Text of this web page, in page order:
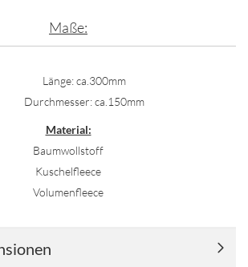
Maße:
Länge: ca.300mm
Durchmesser: ca.150mm
Material:
Baumwollstoff
Kuschelfleece
Volumenfleece